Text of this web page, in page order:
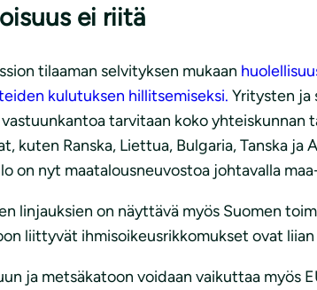
ei riitä
tilaaman selvityksen mukaan
kulutuksen hillitsemiseksi. Yritysten ja
tarvitaan koko yhteiskunnan
kuten Ranska, Liettua, Bulgaria, Tanska
on nyt maatalousneuvostoa johtavalla
linjauksien on näyttävä myös Suomen
liittyvät ihmisoikeusrikkomukset ovat
ja metsäkatoon voidaan vaikuttaa myös